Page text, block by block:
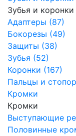
Зубья и коронки
Адаптеры (87)
Бокорезы (49)
Защиты (38)
Зубья (52)
Коронки (167)
Пальцы и
Кромки
Кромки
Выступающие
Половинные